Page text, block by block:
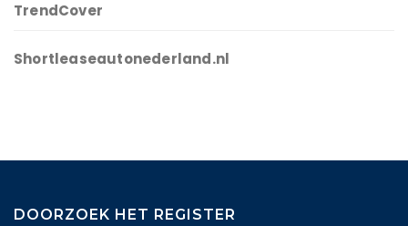
TrendCover
Shortleaseautonederland.nl
DOORZOEK HET REGISTER